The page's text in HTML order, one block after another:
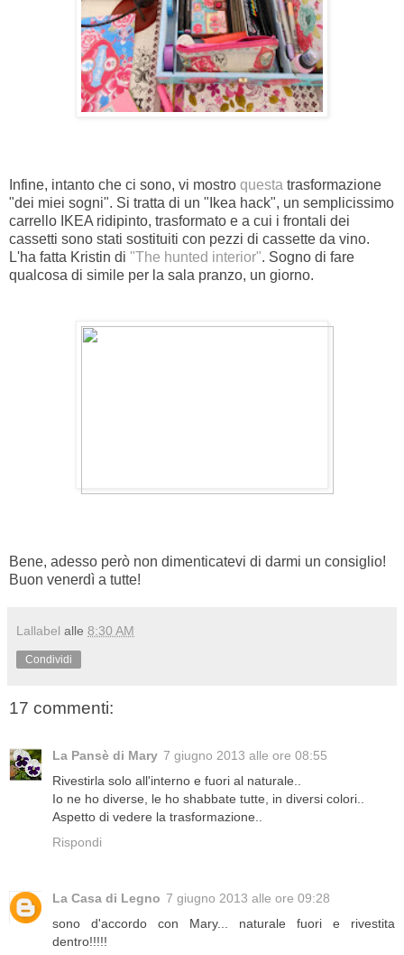
Infine, intanto che ci sono, vi mostro questa trasformazione
"dei miei sogni". Si tratta di un "Ikea hack", un semplicissimo
carrello IKEA ridipinto, trasformato e a cui i frontali dei
cassetti sono stati sostituiti con pezzi di cassette da vino.
L'ha fatta Kristin di "The hunted interior". Sogno di fare
qualcosa di simile per la sala pranzo, un giorno.
Bene, adesso però non dimenticatevi di darmi un consiglio!
Buon venerdì a tutte!
Lallabel alle 8:30 AM
Condividi
17 commenti:
La Pansè di Mary 7 giugno 2013 alle ore 08:55
Rivestirla solo all'interno e fuori al naturale..
Io ne ho diverse, le ho shabbate tutte, in diversi colori..
Aspetto di vedere la trasformazione..
Rispondi
La Casa di Legno 7 giugno 2013 alle ore 09:28
sono d'accordo con Mary... naturale fuori e rivestita
dentro!!!!!